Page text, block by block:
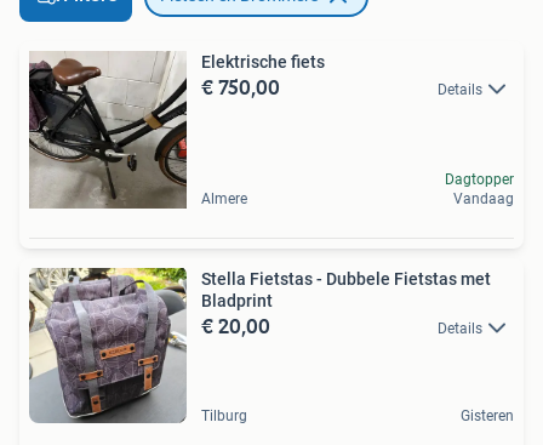
Elektrische fiets
€ 750,00 Details
Almere
Dagtopper
Vandaag
Stella Fietstas - Dubbele Fietstas met
Bladprint
€ 20,00 Details
Tilburg Gisteren